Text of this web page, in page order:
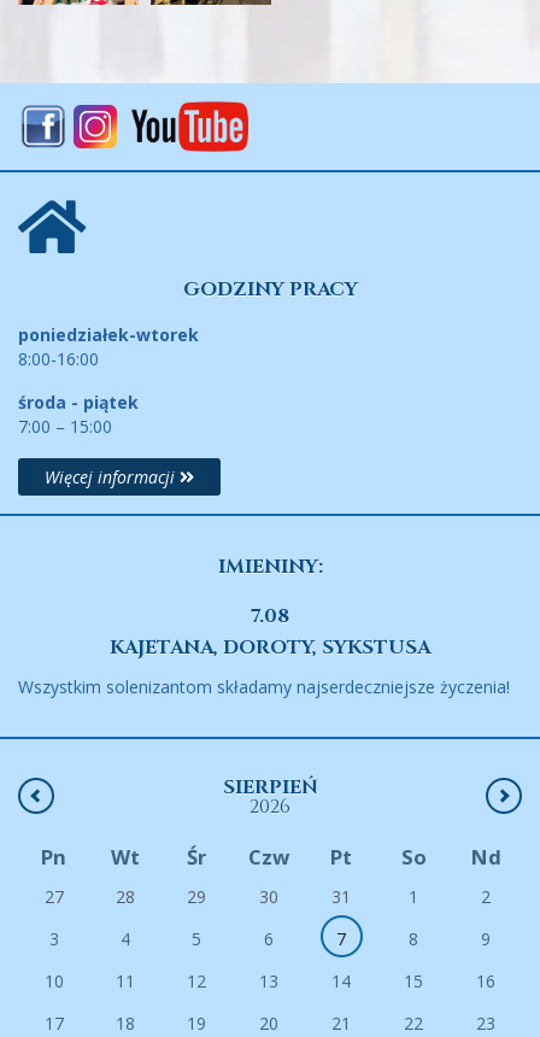
GODZINY PRACY
poniedziałek-wtorek
8:00-16:00
środa - piątek
7:00 – 15:00
Więcej informacji
IMIENINY:
7.08
KAJETANA, DOROTY, SYKSTUSA
Wszystkim solenizantom składamy najserdeczniejsze życzenia!
SIERPIEŃ
2026
Pn Wt Śr Czw Pt So Nd
27 28 29 30 31 1
2
3
4 5 6 7 8
9
10
11 12 13 14 15
16
17
18 19 20 21 22
23